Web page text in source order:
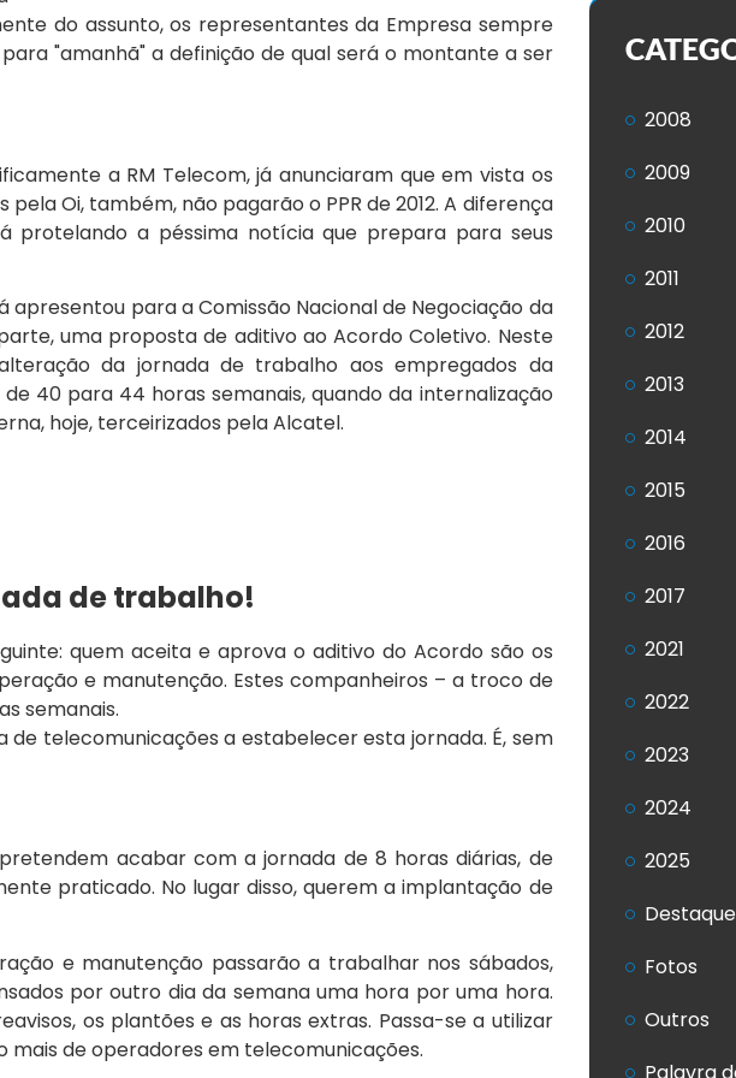
do assunto, os representantes da Empresa sempre
"amanhã" a definição de qual será o montante a ser
a RM Telecom, já anunciaram que em vista os
Oi, também, não pagarão o PPR de 2012. A diferença
protelando a péssima notícia que prepara para seus
apresentou para a Comissão Nacional de Negociação da
uma proposta de aditivo ao Acordo Coletivo. Neste
da jornada de trabalho aos empregados da
40 para 44 horas semanais, quando da internalização
hoje, terceirizados pela Alcatel.
de trabalho!
quem aceita e aprova o aditivo do Acordo são os
e manutenção. Estes companheiros – a troco de
semanais.
telecomunicações a estabelecer esta jornada. É, sem
acabar com a jornada de 8 horas diárias, de
praticado. No lugar disso, querem a implantação de
e manutenção passarão a trabalhar nos sábados,
por outro dia da semana uma hora por uma hora.
os plantões e as horas extras. Passa-se a utilizar
mais de operadores em telecomunicações.
2008
2009
2010
2011
2012
2013
2014
2015
2016
2017
2021
2022
2023
2024
2025
Fotos
Outros